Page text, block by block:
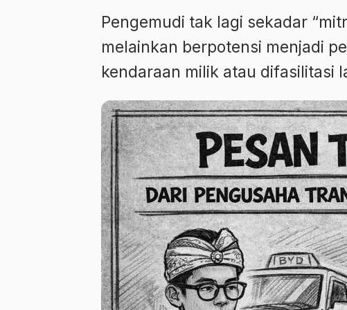
Pengemudi tak lagi sekadar
melainkan berpotensi menjadi
kendaraan milik atau difasilitasi